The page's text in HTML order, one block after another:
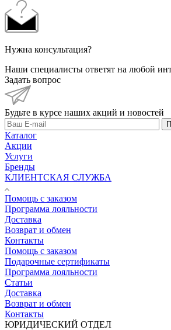
Нужна консультация?
Наши специалисты ответят на любой
Задать вопрос
Будьте в курсе наших акций и новостей
Каталог
Акции
Услуги
Бренды
КЛИЕНТСКАЯ СЛУЖБА
Помощь с заказом
Программа лояльности
Доставка
Возврат и обмен
Контакты
Помощь с заказом
Подарочные сертификаты
Программа лояльности
Статьи
Доставка
Возврат и обмен
Контакты
ЮРИДИЧЕСКИЙ ОТДЕЛ